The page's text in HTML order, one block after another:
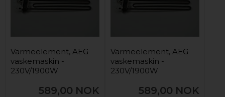
Varmeelement, AEG
vaskemaskin -
230V/1900W
589,00 NOK
Varmeelement, AEG
vaskemaskin -
230V/1900W
589,00 NOK